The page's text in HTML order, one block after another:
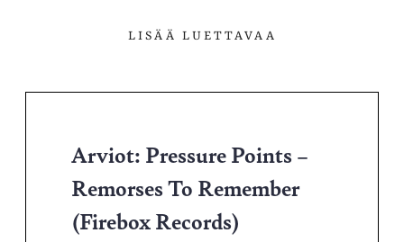
LISÄÄ LUETTAVAA
Arviot: Pressure Points –
Remorses To Remember
(Firebox Records)